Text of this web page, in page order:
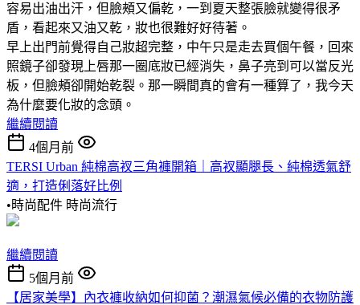
容易出油出汗，但臉頰又偏乾，一到夏天整張臉就變得很矛
盾，看起來又油又乾，妝也很難好好待著。
早上出門前覺得自己妝超完整，中午只是走去買個午餐，回來
照鏡子卻發現上唇那一圈底妝已經消失，鼻子亮到可以當反光
板，但臉頰卻開始乾裂。那一瞬間真的會有一種算了，我今天
為什麼要化妝的念頭。
繼續閱讀
4個月前
TERSI Urban 純棉高衩三角褲開箱｜高衩顯腿長、純棉透氣舒
適，打造俐落好比例
•時尚配件 時尚流行
繼續閱讀
5個月前
【居家美學】內衣褲收納如何抑菌？潮濕氣候必備的衣物防護